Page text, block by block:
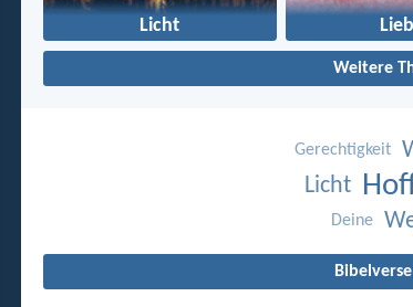
Licht
Weitere
Gerechtigkeit
Licht
Deine